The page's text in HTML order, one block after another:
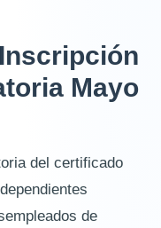
Mayo
del certificado
de